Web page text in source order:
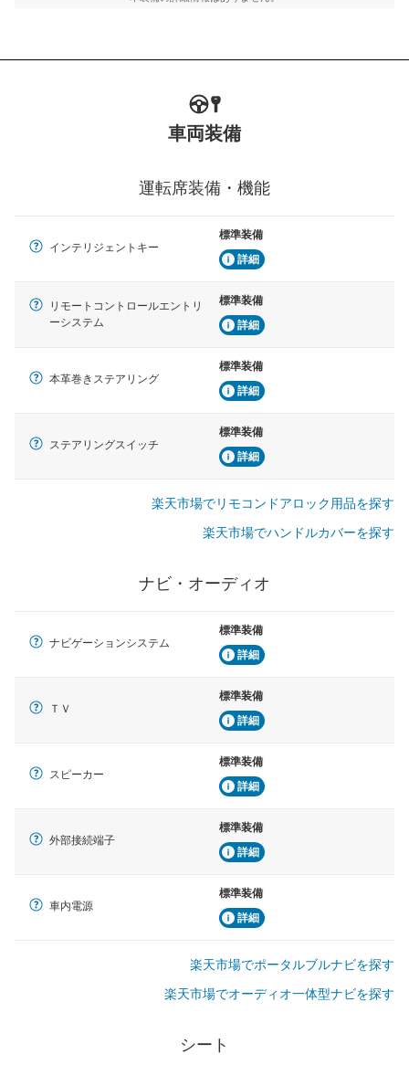
車両装備
運転席装備・機能
インテリジェントキー
標準装備
詳細
リモートコントロールエントリ
ーシステム
標準装備
詳細
本革巻きステアリング
標準装備
詳細
ステアリングスイッチ
標準装備
詳細
楽天市場でリモコンドアロック用品を探す
楽天市場でハンドルカバーを探す
ナビ・オーディオ
ナビゲーションシステム
標準装備
詳細
ＴＶ
標準装備
詳細
スピーカー
標準装備
詳細
外部接続端子
標準装備
詳細
車内電源
標準装備
詳細
楽天市場でポータルブルナビを探す
楽天市場でオーディオ一体型ナビを探す
シート